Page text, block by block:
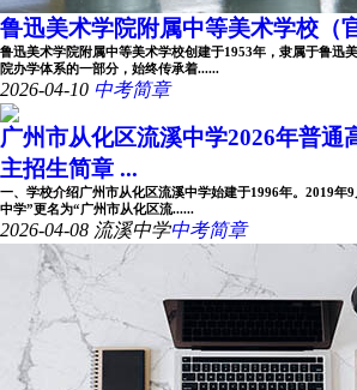
鲁迅美术学院附属中等美术学校（
鲁迅美术学院附属中等美术学校创建于1953年，隶属于鲁迅
院办学体系的一部分，始终传承着......
2026-04-10 中考简章
广州市从化区流溪中学2026年普通
主招生简章 ...
一、学校介绍广州市从化区流溪中学始建于1996年。2019年
中学”更名为“广州市从化区流......
2026-04-08 流溪中学中考简章